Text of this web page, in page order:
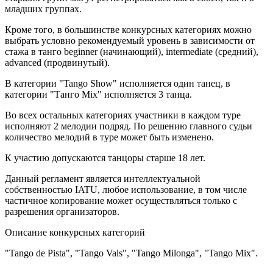
младших группах.
Кроме того, в большинстве конкурсных категориях можно
выбрать условно рекомендуемый уровень в зависимости от
стажа в танго beginner (начинающий), intermediate (средний),
advanced (продвинутый).
В категории "Tango Show" исполняется один танец, в
категории "Танго Mix" исполняется 3 танца.
Во всех остальных категориях участники в каждом туре
исполняют 2 мелодии подряд. По решению главного судьи
количество мелодий в туре может быть изменено.
К участию допускаются танцоры старше 18 лет.
Данный регламент является интеллектуальной
собственностью IATU, любое использование, в том числе
частичное копирование может осуществляться только с
разрешения организаторов.
Описание конкурсных категорий
"Tango de Pista", "Tango Vals", "Tango Milonga", "Tango Mix".